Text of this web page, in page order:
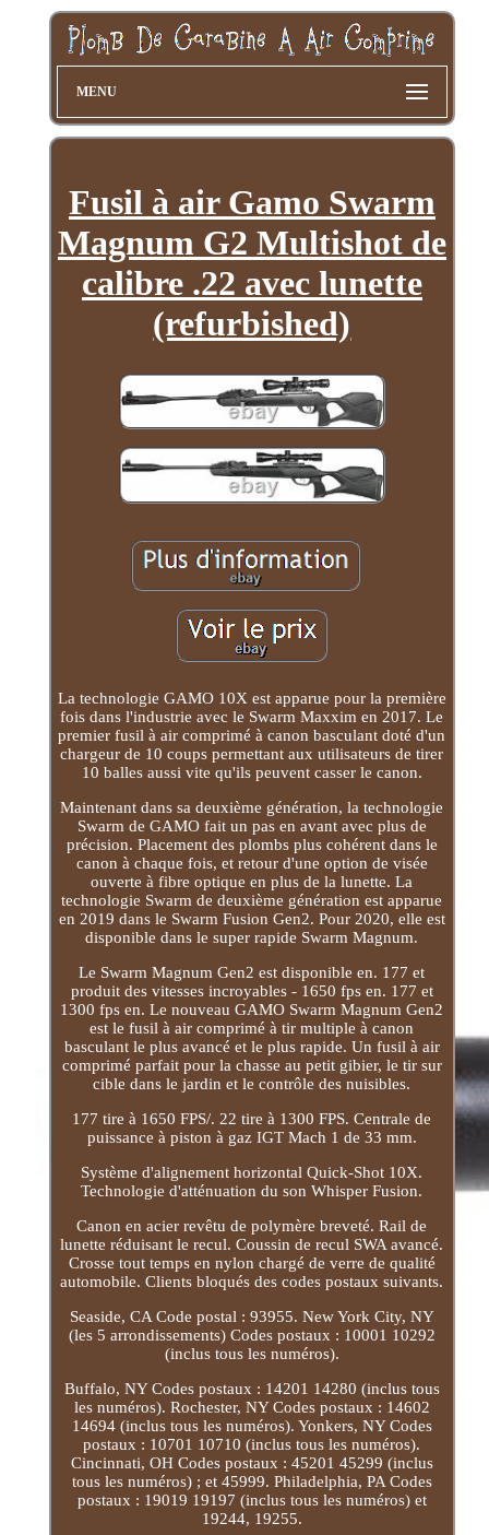
MENU
Fusil à air Gamo Swarm
Magnum G2 Multishot de
calibre .22 avec lunette
(refurbished)
La technologie GAMO 10X est apparue pour la première
fois dans l'industrie avec le Swarm Maxxim en 2017. Le
premier fusil à air comprimé à canon basculant doté d'un
chargeur de 10 coups permettant aux utilisateurs de tirer
10 balles aussi vite qu'ils peuvent casser le canon.
Maintenant dans sa deuxième génération, la technologie
Swarm de GAMO fait un pas en avant avec plus de
précision. Placement des plombs plus cohérent dans le
canon à chaque fois, et retour d'une option de visée
ouverte à fibre optique en plus de la lunette. La
technologie Swarm de deuxième génération est apparue
en 2019 dans le Swarm Fusion Gen2. Pour 2020, elle est
disponible dans le super rapide Swarm Magnum.
Le Swarm Magnum Gen2 est disponible en. 177 et
produit des vitesses incroyables - 1650 fps en. 177 et
1300 fps en. Le nouveau GAMO Swarm Magnum Gen2
est le fusil à air comprimé à tir multiple à canon
basculant le plus avancé et le plus rapide. Un fusil à air
comprimé parfait pour la chasse au petit gibier, le tir sur
cible dans le jardin et le contrôle des nuisibles.
177 tire à 1650 FPS/. 22 tire à 1300 FPS. Centrale de
puissance à piston à gaz IGT Mach 1 de 33 mm.
Système d'alignement horizontal Quick-Shot 10X.
Technologie d'atténuation du son Whisper Fusion.
Canon en acier revêtu de polymère breveté. Rail de
lunette réduisant le recul. Coussin de recul SWA avancé.
Crosse tout temps en nylon chargé de verre de qualité
automobile. Clients bloqués des codes postaux suivants.
Seaside, CA Code postal : 93955. New York City, NY
(les 5 arrondissements) Codes postaux : 10001 10292
(inclus tous les numéros).
Buffalo, NY Codes postaux : 14201 14280 (inclus tous
les numéros). Rochester, NY Codes postaux : 14602
14694 (inclus tous les numéros). Yonkers, NY Codes
postaux : 10701 10710 (inclus tous les numéros).
Cincinnati, OH Codes postaux : 45201 45299 (inclus
tous les numéros) ; et 45999. Philadelphia, PA Codes
postaux : 19019 19197 (inclus tous les numéros) et
19244, 19255.